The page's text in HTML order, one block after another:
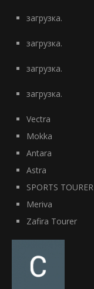
загрузка.
загрузка.
загрузка.
загрузка.
Vectra
Mokka
Antara
Astra
SPORTS TOURER
Meriva
Zafira Tourer